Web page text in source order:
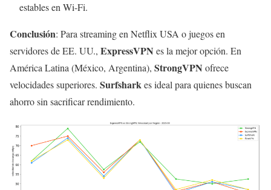
estables en Wi-Fi.
Conclusión: Para streaming en Netflix USA o juegos en
servidores de EE. UU., ExpressVPN es la mejor opción. En
América Latina (México, Argentina), StrongVPN ofrece
velocidades superiores. Surfsharkes ideal para quienes buscan
ahorro sin sacrificar rendimiento.